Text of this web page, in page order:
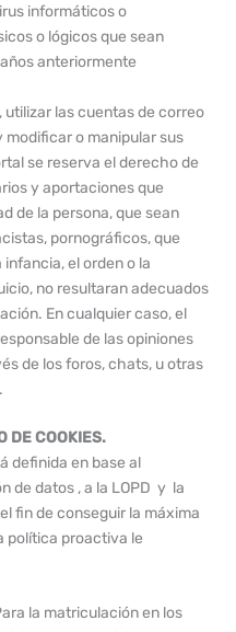
informáticos o
o lógicos que sean
anteriormente
las cuentas de correo
o manipular sus
se reserva el derecho de
y aportaciones que
de la persona, que sean
pornográficos, que
el orden o la
no resultaran adecuados
En cualquier caso, el
de las opiniones
de los foros, chats, u otras
DE COOKIES.
definida en base al
de datos , a la LOPD y la
fin de conseguir la máxima
política proactiva le
la matriculación en los